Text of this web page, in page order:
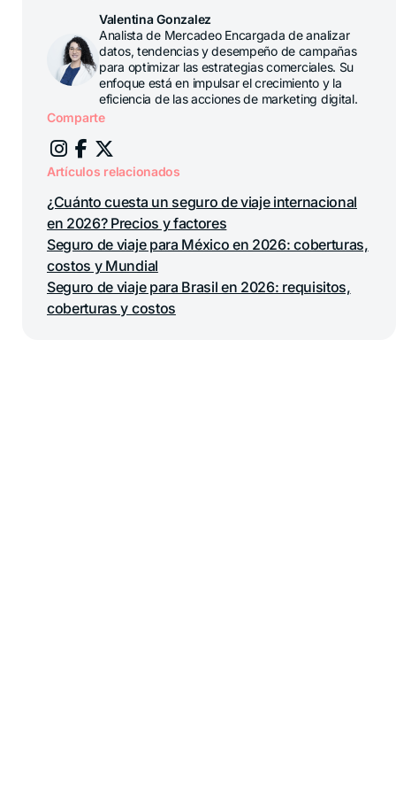
Valentina Gonzalez
Analista de Mercadeo Encargada de analizar
datos, tendencias y desempeño de campañas
para optimizar las estrategias comerciales. Su
enfoque está en impulsar el crecimiento y la
eficiencia de las acciones de marketing digital.
Comparte
Artículos relacionados
¿Cuánto cuesta un seguro de viaje internacional
en 2026? Precios y factores
Seguro de viaje para México en 2026: coberturas,
costos y Mundial
Seguro de viaje para Brasil en 2026: requisitos,
coberturas y costos